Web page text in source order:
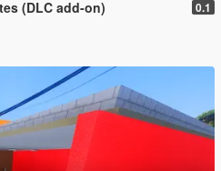
(DLC add-on) 0.1